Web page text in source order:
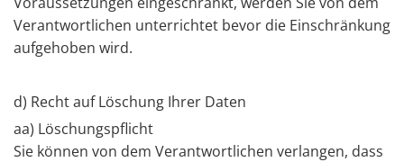
Verantwortlichen unterrichtet bevor die Einschränkung
aufgehoben wird.
d) Recht auf Löschung Ihrer Daten
aa) Löschungspflicht
Sie können von dem Verantwortlichen verlangen, dass